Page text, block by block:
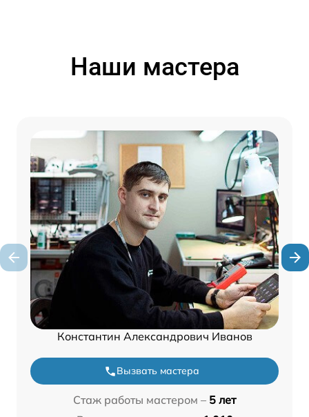
Наши мастера
Константин Александрович Иванов
Вызвать мастера
Стаж работы мастером – 5 лет